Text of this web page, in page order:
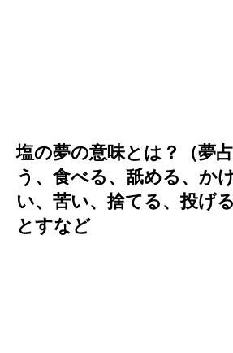
塩の夢の意味とは？（夢
う、食べる、舐める、か
い、苦い、捨てる、投げ
とすなど